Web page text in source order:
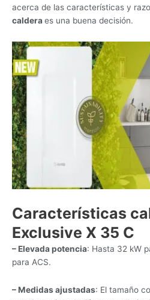
acerca de las características y
calderaes una buena decisión.
Características
Exclusive X 35 C
– Elevada potencia: Hasta 32 kW
para ACS.
– Medidas ajustadas: El tamaño